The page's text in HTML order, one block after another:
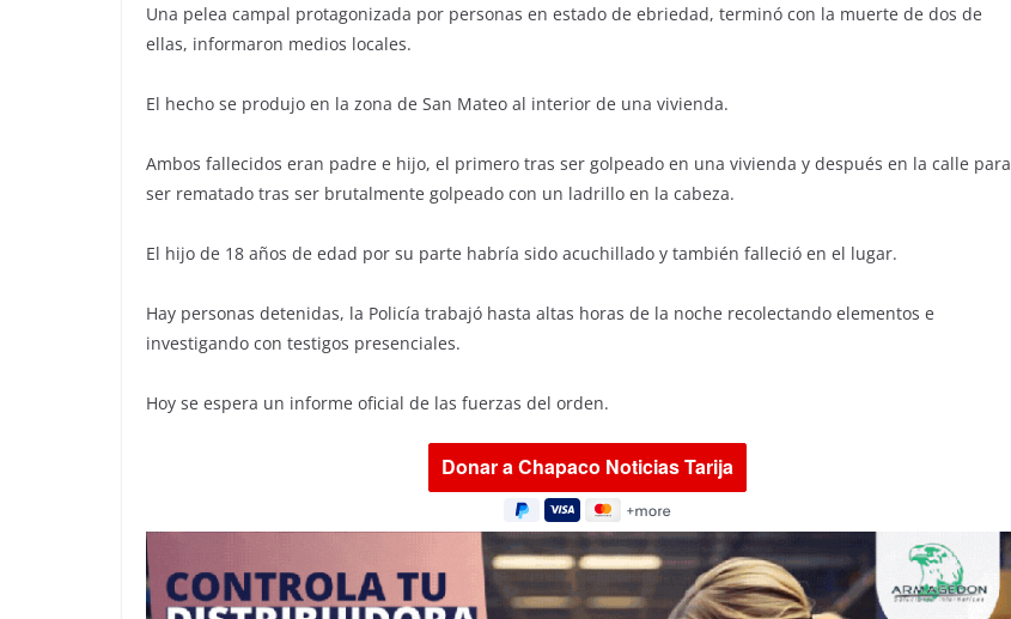
Una pelea campal protagonizada por personas en estado de ebriedad, terminó con la muerte de dos de
ellas, informaron medios locales.
El hecho se produjo en la zona de San Mateo al interior de una vivienda.
Ambos fallecidos eran padre e hijo, el primero tras ser golpeado en una vivienda y después en la calle para
ser rematado tras ser brutalmente golpeado con un ladrillo en la cabeza.
El hijo de 18 años de edad por su parte habría sido acuchillado y también falleció en el lugar.
Hay personas detenidas, la Policía trabajó hasta altas horas de la noche recolectando elementos e
investigando con testigos presenciales.
Hoy se espera un informe oficial de las fuerzas del orden.